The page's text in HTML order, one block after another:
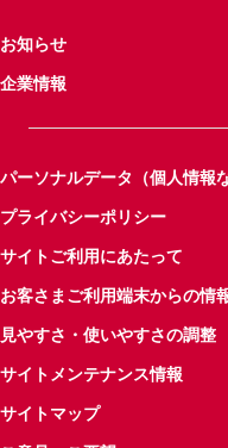
お知らせ
企業情報
パーソナルデータ（個人情報
プライバシーポリシー
サイトご利用にあたって
お客さまご利用端末からの情
見やすさ・使いやすさの調整
サイトメンテナンス情報
サイトマップ